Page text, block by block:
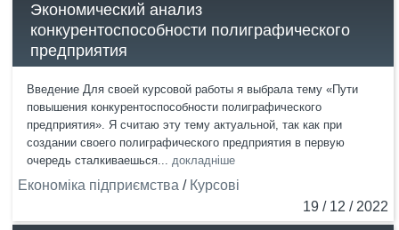
Экономический анализ
конкурентоспособности полиграфического
предприятия
Введение Для своей курсовой работы я выбрала тему «Пути
повышения конкурентоспособности полиграфического
предприятия». Я считаю эту тему актуальной, так как при
создании своего полиграфического предприятия в первую
очередь сталкиваешься... докладніше
Економіка підприємства / Курсові
19 / 12 / 2022